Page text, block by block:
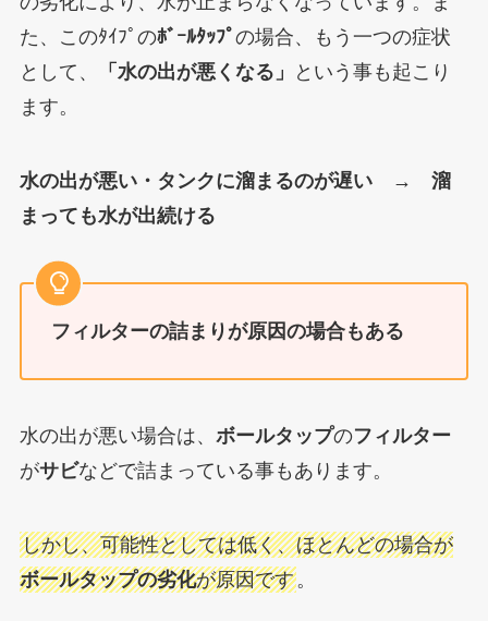
た、このﾀｲﾌﾟのﾎﾞｰﾙﾀｯﾌﾟの場合、もう一つの症状
として、
「水の出が悪くなる」
という事も起こり
ます。
水の出が悪い・タンクに溜まるのが遅い → 溜
まっても水が出続ける
フィルターの詰まりが原因の場合もある
水の出が悪い場合は、 ボールタップのフィルター
がサビなどで詰まっている事もあります。
しかし、可能性としては低く、ほとんどの場合が
ボールタップの劣化が原因です。